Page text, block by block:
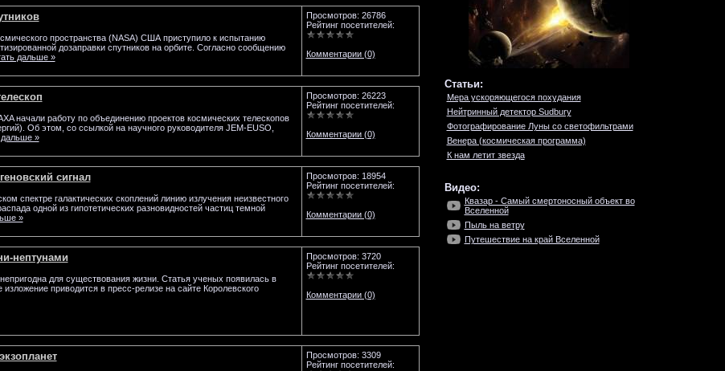
Статьи:
Мера ускоряющегося похудания
Нейтринный детектор Sudbury
Фотографирование Луны со светофильтрами
Венера (космическая программа)
К нам летит звезда
Видео:
Квазар - Самый смертоносный объект во
Вселенной
Пыль на ветру
Путешествие на край Вселенной
пространства (NASA) США приступило к испытанию
дозаправки спутников на орбите. Согласно сообщению
дальше »
Просмотров: 26786
Рейтинг посетителей:
Комментарии (0)
начали работу по объединению проектов космических телескопов
Об этом, со ссылкой на научного руководителя JEM-EUSO,
дальше »
Просмотров: 26223
Рейтинг посетителей:
Комментарии (0)
сигнал
спектре галактических скоплений линию излучения неизвестного
одной из гипотетических разновидностей частиц темной
»
Просмотров: 18954
Рейтинг посетителей:
Комментарии (0)
нептунами
для существования жизни. Статья ученых появилась в
приводится в пресс-релизе на сайте Королевского
Просмотров: 3720
Рейтинг посетителей:
Комментарии (0)
Просмотров: 3309
Рейтинг посетителей: